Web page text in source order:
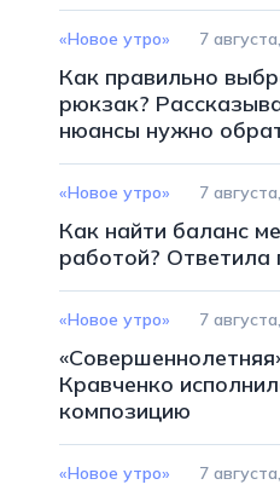
«Новое утро» 7
Как правильно
рюкзак?
нюансы нужно
«Новое утро» 7
Как найти баланс
работой? Ответила
«Новое утро» 7
Кравченко
композицию
«Новое утро» 7